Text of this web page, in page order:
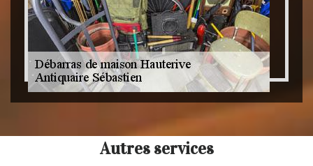
Autres services